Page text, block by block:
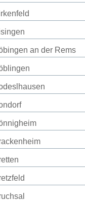
an der Rems